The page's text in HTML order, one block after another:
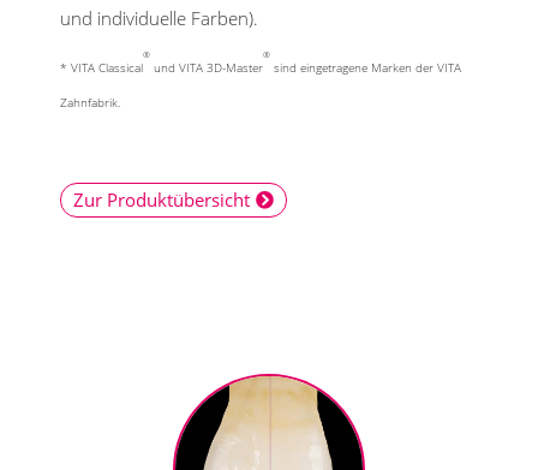
und individuelle Farben).
* VITA Classical
®
und VITA 3D-Master
®
sind eingetragene Marken der VITA
Zahnfabrik.
Zur Produktübersicht